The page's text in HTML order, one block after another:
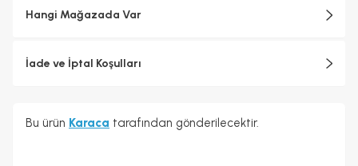
Hangi Mağazada Var
İade ve İptal Koşulları
Bu ürün Karaca tarafından gönderilecektir.